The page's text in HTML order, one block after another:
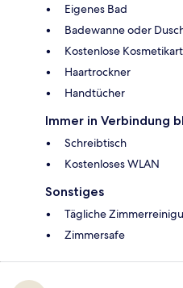
Eigenes Bad
Badewanne oder
Kostenlose
Haartrockner
Handtücher
Immer in Verbindung
Schreibtisch
Kostenloses WLAN
Sonstiges
Tägliche
Zimmersafe